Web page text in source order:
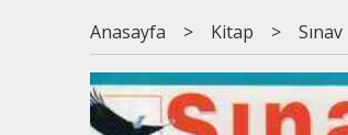
Anasayfa > Kitap > Sınav